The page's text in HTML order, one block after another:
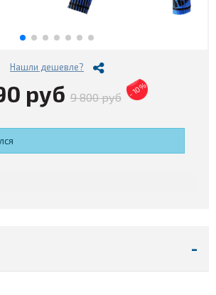
Нашли дешевле?
руб 9 800 руб - 10%